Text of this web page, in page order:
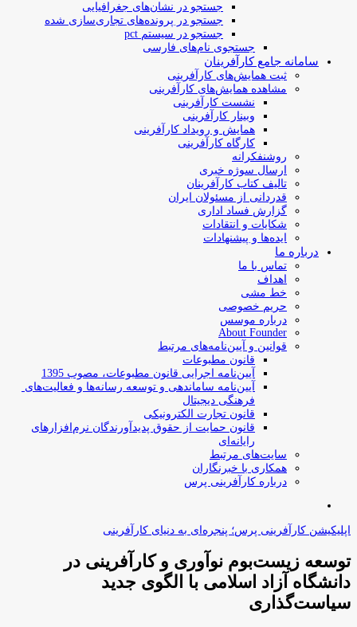
جستجو در نشان‌های جغرافیایی
جستجو در پرونده‌های تجاری‌سازی شده
جستجو در سیستم pct
جستجوی نام‌های فارسی
سامانه جامع کارآفرینان
ثبت همایش‌های کارآفرینی
مشاهده همایش‌های کارآفرینی
نشست کارآفرینی
وبینار کارآفرینی
همایش و رویداد کارآفرینی
کارگاه کارآفرینی
روشنفکرانه
ارسال سوژه‌ خبری
تالیف کتاب کارآفرینان
قدردانی از مسئولان ایران
گزارش فساد اداری
شکایات و انتقادات
ایده‌ها و پیشنهادات
درباره ما
تماس با ما
اهداف
خط مشی
حریم خصوصی
درباره موسس
About Founder
قوانین و آیین‌نامه‌های مرتبط
‌قانون مطبوعات
آیین‌نامه اجرایی قانون مطبوعات، مصوب 1395
آیین‌نامه سامان­دهی و توسعه رسانه­‌ها و فعالیت‌­های
فرهنگی دیجیتال
قانون تجارت الکترونیکی
قانون حمایت از حقوق پدیدآورندگان نرم‌افزارهای
رایانه‌ای
سایت‌های مرتبط
همکاری با خبرنگاران
درباره کارآفرینی پرس
اپلیکیشن کارآفرینی پرس؛ پنجره‌ای به دنیای کارآفرینی
توسعه زیست‌بوم نوآوری و کارآفرینی در
دانشگاه آزاد اسلامی با الگوی جدید
سیاست‌گذاری